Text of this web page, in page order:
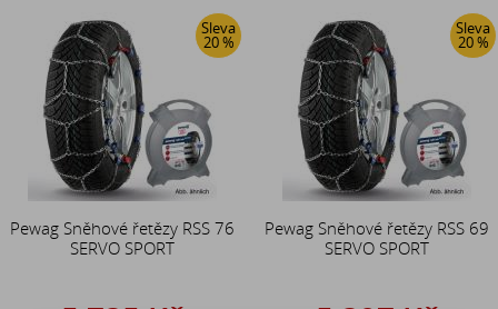
Sleva
20 %
Pewag Sněhové řetězy RSS 76
SERVO SPORT
Sleva
20 %
Pewag Sněhové řetězy RSS 69
SERVO SPORT